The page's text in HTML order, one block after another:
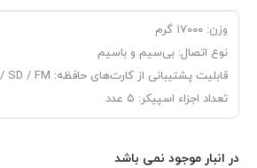
وزن: ۱۷۰۰۰ گرم
نوع اتصال: بی‌سیم و باسیم
قابلیت پشتیبانی از کارت‌های حافظه: TF / USB / SD / FM
تعداد اجزاء اسپیکر: ۵ عدد
در انبار موجود نمی باشد